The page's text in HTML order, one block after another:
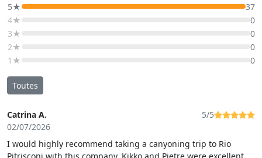
5★
37
4★
0
3★
0
2★
0
1★
0
Toutes
Catrina A.
02/07/2026
5/5
I would highly recommend taking a canyoning trip to Rio